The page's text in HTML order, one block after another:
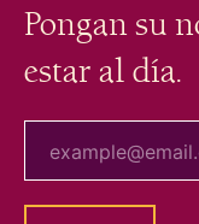
Pongan su
estar al día.